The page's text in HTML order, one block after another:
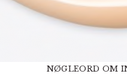
NØGLEORD OM